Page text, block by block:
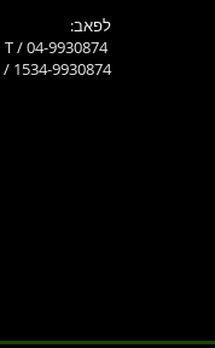
:לפאב
T / 04-9930874
/ 1534-9930874